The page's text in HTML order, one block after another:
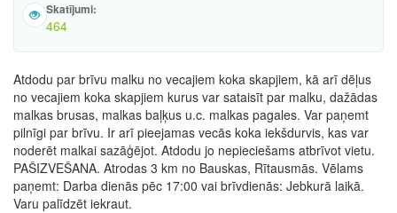
Skatījumi:
464
Atdodu par brīvu malku no vecajiem koka skapjiem, kā arī dēļus
no vecajiem koka skapjiem kurus var sataisīt par malku, dažādas
malkas brusas, malkas baļķus u.c. malkas pagales. Var paņemt
pilnīgi par brīvu. Ir arī pieejamas vecās koka iekšdurvis, kas var
noderēt malkai sazāģējot. Atdodu jo nepieciešams atbrīvot vietu.
PAŠIZVEŠANA. Atrodas 3 km no Bauskas, Rītausmās. Vēlams
paņemt: Darba dienās pēc 17:00 vai brīvdienās: Jebkurā laikā.
Varu palīdzēt iekraut.